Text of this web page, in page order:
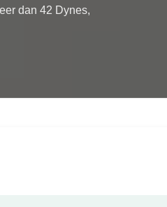
dan 42 Dynes,